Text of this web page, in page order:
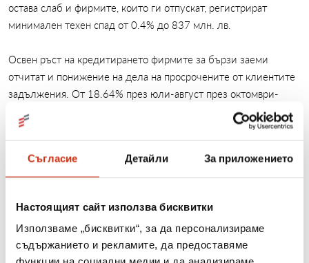
Съгласие Детайли За приложението
Настоящият сайт използва бисквитки
Използваме „бисквитки“, за да персонализираме
съдържанието и рекламите, да предоставяме
остава слаб и фирмите, които ги отпускат, регистрират
минимален техен спад от 0.4% до 837 млн. лв.
Освен ръст на кредитирането фирмите за бързи заеми
отчитат и понижение на дела на просрочените от клиентите
задължения. От 18.64% през юли-август през октомври-
декември лошите кредити намаляват до 18.03 на сто. Това е
сигнал за стабилизиране, защото в продължение на близо
които не погасяваха задълженията си. Според някои експерти
обаче пречупването на негативната тенденция може и да е
продажба на кредитни портфейли от страна на
кредитиращите компании.